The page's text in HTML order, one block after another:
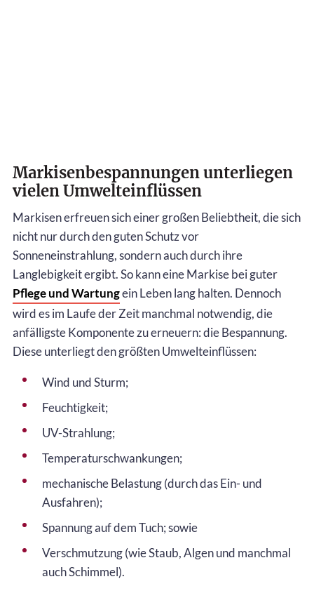
Markisenbespannungen unterliegen
vielen Umwelteinflüssen
Markisen erfreuen sich einer großen Beliebtheit, die sich
nicht nur durch den guten Schutz vor
Sonneneinstrahlung, sondern auch durch ihre
Langlebigkeit ergibt. So kann eine Markise bei guter
Pflege und Wartungein Leben lang halten. Dennoch
wird es im Laufe der Zeit manchmal notwendig, die
anfälligste Komponente zu erneuern: die Bespannung.
Diese unterliegt den größten Umwelteinflüssen:
Wind und Sturm;
Feuchtigkeit;
UV-Strahlung;
Temperaturschwankungen;
mechanische Belastung (durch das Ein- und
Ausfahren);
Spannung auf dem Tuch; sowie
Verschmutzung (wie Staub, Algen und manchmal
auch Schimmel).